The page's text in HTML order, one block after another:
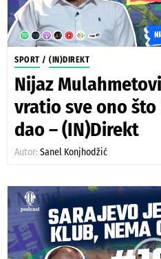
SPORT / (IN)DIREKT
Nijaz
vratio sve ono
dao – (IN)Direkt
Autor: Sanel Konjhodžić